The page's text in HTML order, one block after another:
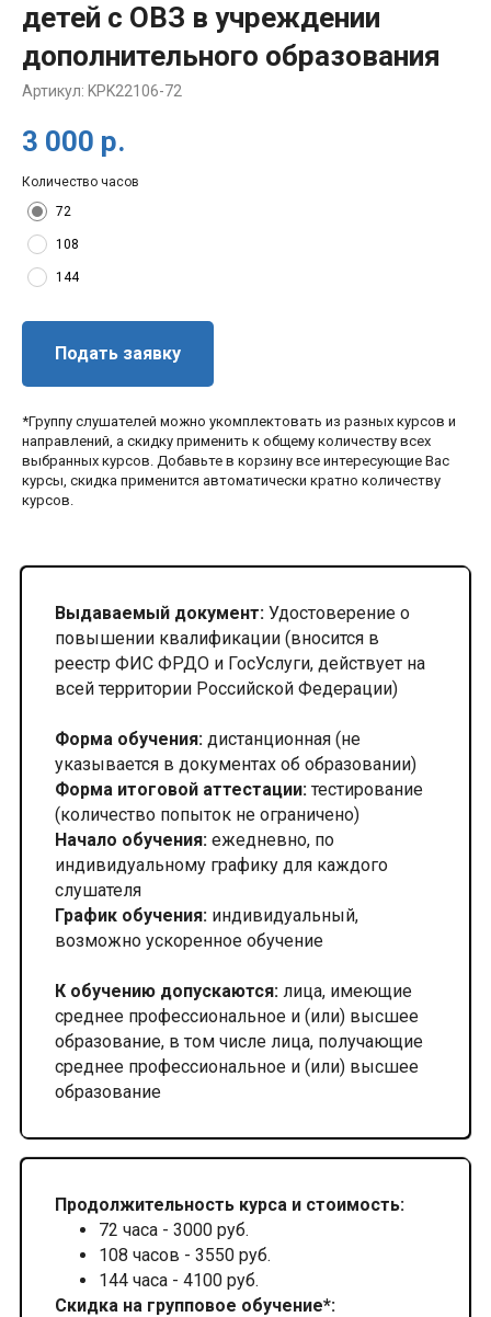
детей с ОВЗ в учреждении
дополнительного образования
Артикул: KPK22106-72
3 000 р.
Количество часов
72
108
144
Подать заявку
*Группу слушателей можно укомплектовать из разных курсов и
направлений, а скидку применить к общему количеству всех
выбранных курсов. Добавьте в корзину все интересующие Вас
курсы, скидка применится автоматически кратно количеству
курсов.
Выдаваемый документ: Удостоверение о
повышении квалификации (вносится в
реестр ФИС ФРДО и ГосУслуги, действует на
всей территории Российской Федерации)
Форма обучения: дистанционная (не
указывается в документах об образовании)
Форма итоговой аттестации: тестирование
(количество попыток не ограничено)
Начало обучения: ежедневно, по
индивидуальному графику для каждого
слушателя
График обучения: индивидуальный,
возможно ускоренное обучение
К обучению допускаются: лица, имеющие
среднее профессиональное и (или) высшее
образование, в том числе лица, получающие
среднее профессиональное и (или) высшее
образование
Продолжительность курса и стоимость:
72 часа - 3000 руб.
108 часов - 3550 руб.
144 часа - 4100 руб.
Скидка на групповое обучение*: